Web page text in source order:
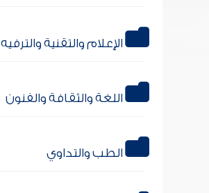
الإعلام والتقنية والترفيه
اللغة والثقافة والفنون
الطب والتداوي